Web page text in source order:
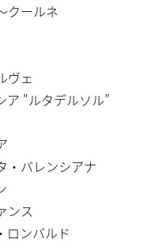
クールネ
ヴェ
ア "ルタデルソル”
・バレンシアナ
ンス
ロンバルド